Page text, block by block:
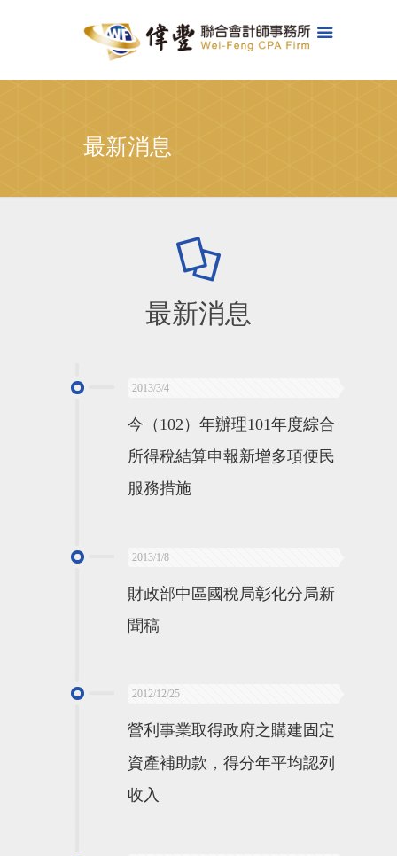
最新消息
最新消息
2013/3/4
今（102）年辦理101年度綜合
所得稅結算申報新增多項便民
服務措施
2013/1/8
財政部中區國稅局彰化分局新
聞稿
2012/12/25
營利事業取得政府之購建固定
資產補助款，得分年平均認列
收入